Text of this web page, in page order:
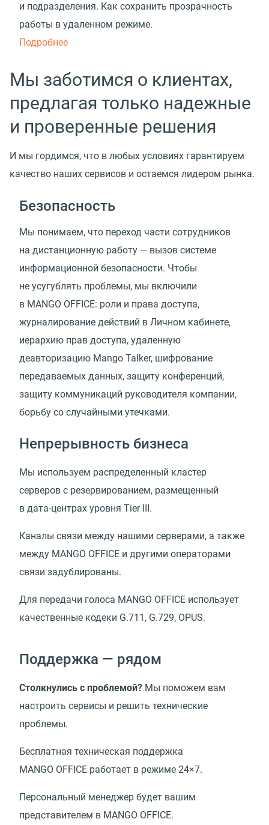
и подразделения. Как сохранить прозрачность
работы в удаленном режиме.
Подробнее
Мы заботимся о клиентах,
предлагая только надежные
и проверенные решения
И мы гордимся, что в любых условиях гарантируем
качество наших сервисов и остаемся лидером рынка.
Безопасность
Мы понимаем, что переход части сотрудников
на дистанционную работу — вызов системе
информационной безопасности. Чтобы
не усугублять проблемы, мы включили
в MANGO OFFICE: роли и права доступа,
журналирование действий в Личном кабинете,
иерархию прав доступа, удаленную
деавторизацию Mango Talker, шифрование
передаваемых данных, защиту конференций,
защиту коммуникаций руководителя компании,
борьбу со случайными утечками.
Непрерывность бизнеса
Мы используем распределенный кластер
серверов с резервированием, размещенный
в дата-центрах уровня Tier III.
Каналы связи между нашими серверами, а также
между MANGO OFFICE и другими операторами
связи задублированы.
Для передачи голоса MANGO OFFICE использует
качественные кодеки G.711, G.729, OPUS.
Поддержка — рядом
Столкнулись с проблемой? Мы поможем вам
настроить сервисы и решить технические
проблемы.
Бесплатная техническая поддержка
MANGO OFFICE работает в режиме 24×7.
Персональный менеджер будет вашим
представителем в MANGO OFFICE.